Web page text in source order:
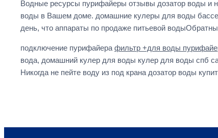
Водные ресурсы пурифайеры отзывы дозатор воды и
воды в Вашем доме. домашние кулеры для воды
день, что аппараты по продаже питьевой
подключение пурифайера фильтр +для воды
вода, домашний кулер для воды кулер для воды спб
Никогда не пейте воду из под крана дозатор воды